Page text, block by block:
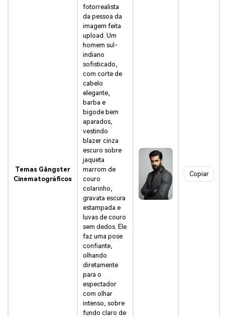
Temas Gângster
Cinematográficos
fotorrealista
da pessoa da
imagem feita
upload. Um
homem sul-
indiano
sofisticado,
com corte de
cabelo
elegante,
barba e
bigode bem
aparados,
vestindo
blazer cinza
escuro sobre
jaqueta
marrom de
couro
colarinho,
gravata escura
estampada e
luvas de couro
sem dedos. Ele
faz uma pose
confiante,
olhando
diretamente
para o
espectador
com olhar
intenso, sobre
fundo claro de
Copiar